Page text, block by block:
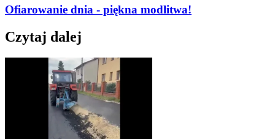
Ofiarowanie dnia - piękna modlitwa!
Czytaj dalej